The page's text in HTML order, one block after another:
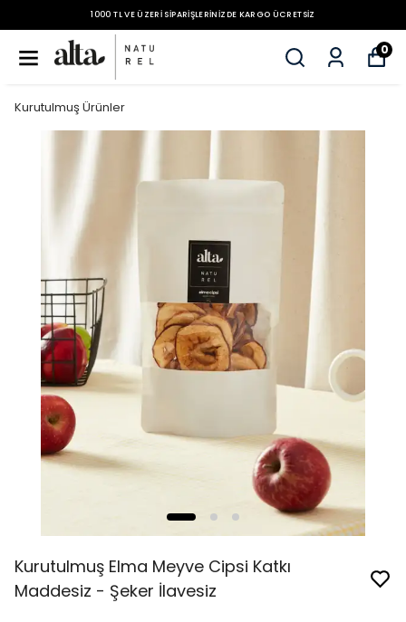
1000 TL VE ÜZERI SIPARIŞLERINIZDE KARGO ÜCRETSIZ
0
Kurutulmuş Ürünler
Kurutulmuş Elma Meyve Cipsi Katkı
Maddesiz - Şeker İlavesiz